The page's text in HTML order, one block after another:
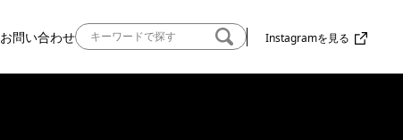
お問い合わせ Instagramを見る